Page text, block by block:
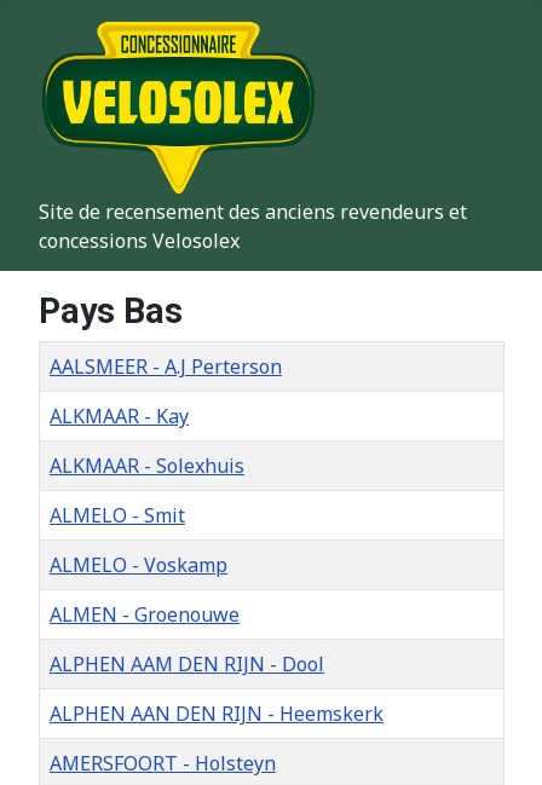
Site de recensement des anciens revendeurs et
concessions Velosolex
Pays Bas
Titre
AALSMEER - A.J Perterson
ALKMAAR - Kay
ALKMAAR - Solexhuis
ALMELO - Smit
ALMELO - Voskamp
ALMEN - Groenouwe
ALPHEN AAM DEN RIJN - Dool
ALPHEN AAN DEN RIJN - Heemskerk
AMERSFOORT - Holsteyn